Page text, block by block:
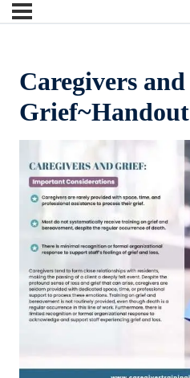
Caregivers and
Grief~Handout